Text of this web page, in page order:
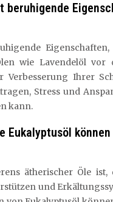
beruhigende
wie Lavendelöl vor
Verbesserung Ihrer
Stress und
kann.
Eukalyptusöl
ätherischer Öle
und